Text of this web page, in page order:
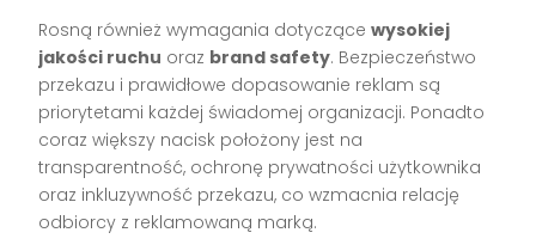
Rosną również wymagania dotyczącewysokiej
jakości ruchu oraz brand safety. Bezpieczeństwo
przekazu i prawidłowe dopasowanie reklam są
priorytetami każdej świadomej organizacji. Ponadto
coraz większy nacisk położony jest na
transparentność, ochronę prywatności użytkownika
oraz inkluzywność przekazu, co wzmacnia relację
odbiorcy z reklamowaną marką.